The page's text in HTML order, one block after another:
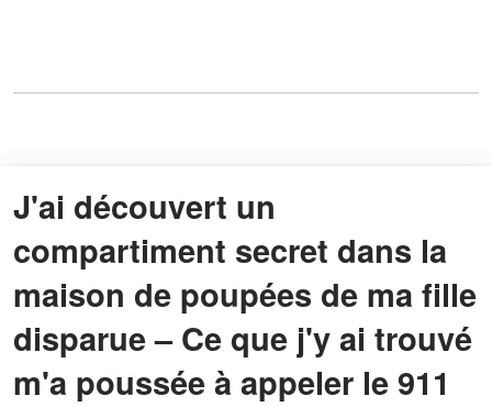
J'ai découvert un
compartiment secret dans la
maison de poupées de ma fille
disparue – Ce que j'y ai trouvé
m'a poussée à appeler le 911